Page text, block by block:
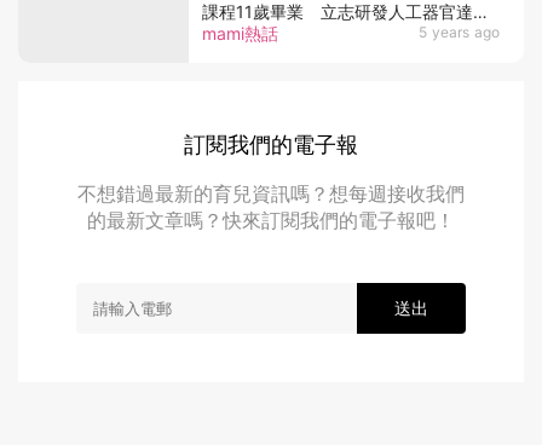
mami熱話 5 years ago
課程11歲畢業 立志研發人工器官達長
生不老
訂閱我們的電子報
不想錯過最新的育兒資訊嗎？想每週接收我們
的最新文章嗎？快來訂閱我們的電子報吧！
送出